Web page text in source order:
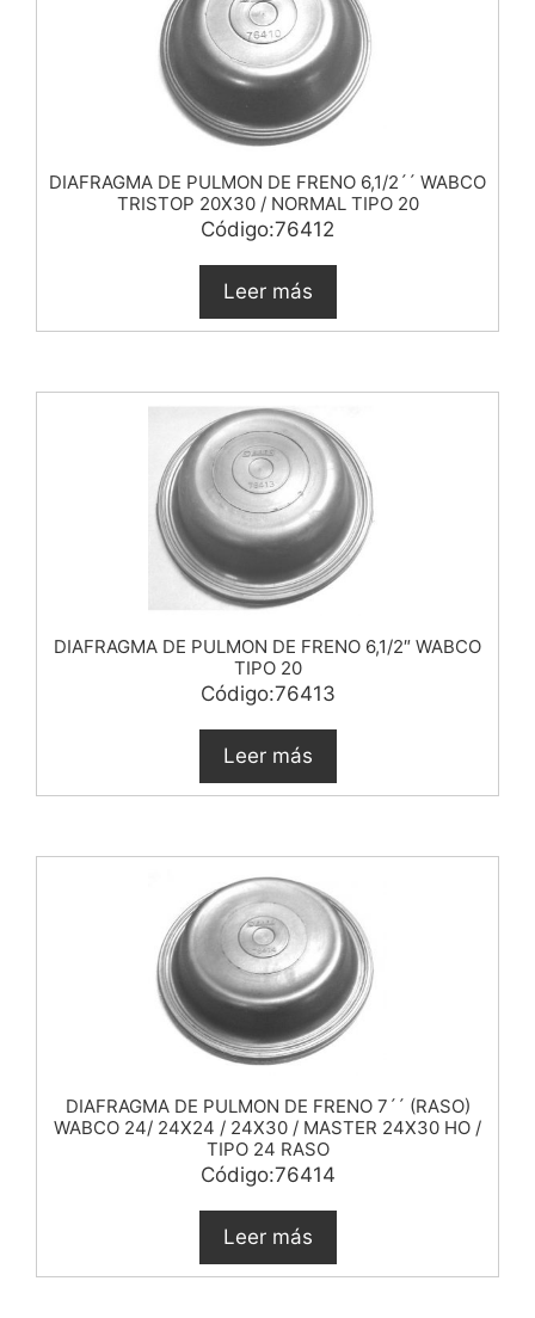
DIAFRAGMA DE PULMON DE FRENO 6,1/2´´ WABCO
TRISTOP 20X30 / NORMAL TIPO 20
Código:76412
Leer más
DIAFRAGMA DE PULMON DE FRENO 6,1/2″ WABCO
TIPO 20
Código:76413
Leer más
DIAFRAGMA DE PULMON DE FRENO 7´´ (RASO)
WABCO 24/ 24X24 / 24X30 / MASTER 24X30 HO /
TIPO 24 RASO
Código:76414
Leer más